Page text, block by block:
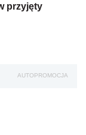
przyjęty
AUTOPROMOCJA